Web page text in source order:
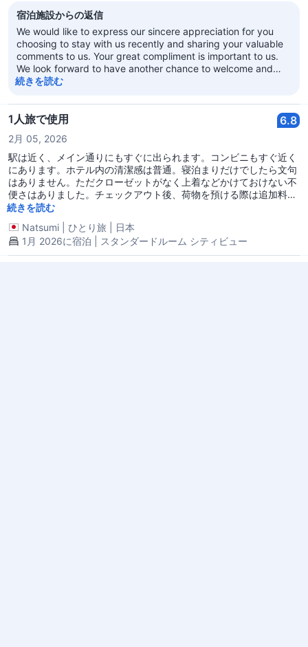
除されているわけではありませんでした。政府の政策のために飲料
水を含む使い捨てアイテムがほとんど提供されていないので、注意
してください。都市の中心にあるため、ホテルビューは特別なもの
ではありませんが、27階では窓の外を遮るものがないため、景色は
悪くありませんでした。
宿泊施設からの返信
We would like to express our sincere appreciation for you
choosing to stay with us recently and sharing your valuable
comments to us. Your great compliment is important to us.
We look forward to have another chance to welcome and
serve you soon.
続きを読む
1人旅で使用 6.8
2月 05, 2026
駅は近く、メイン通りにもすぐに出られます。コンビニもすぐ近く
にあります。ホテル内の清潔感は普通。寝泊まりだけでしたら文句
はありません。ただクローゼットがなく上着などかけておけない不
便さはありました。チェックアウト後、荷物を預ける際は追加料金
になっていました。総じて良が感想です。
続きを読む
Natsumi
ひとり旅
日本
1月 2026に宿泊 | スタンダードルーム シティビュー